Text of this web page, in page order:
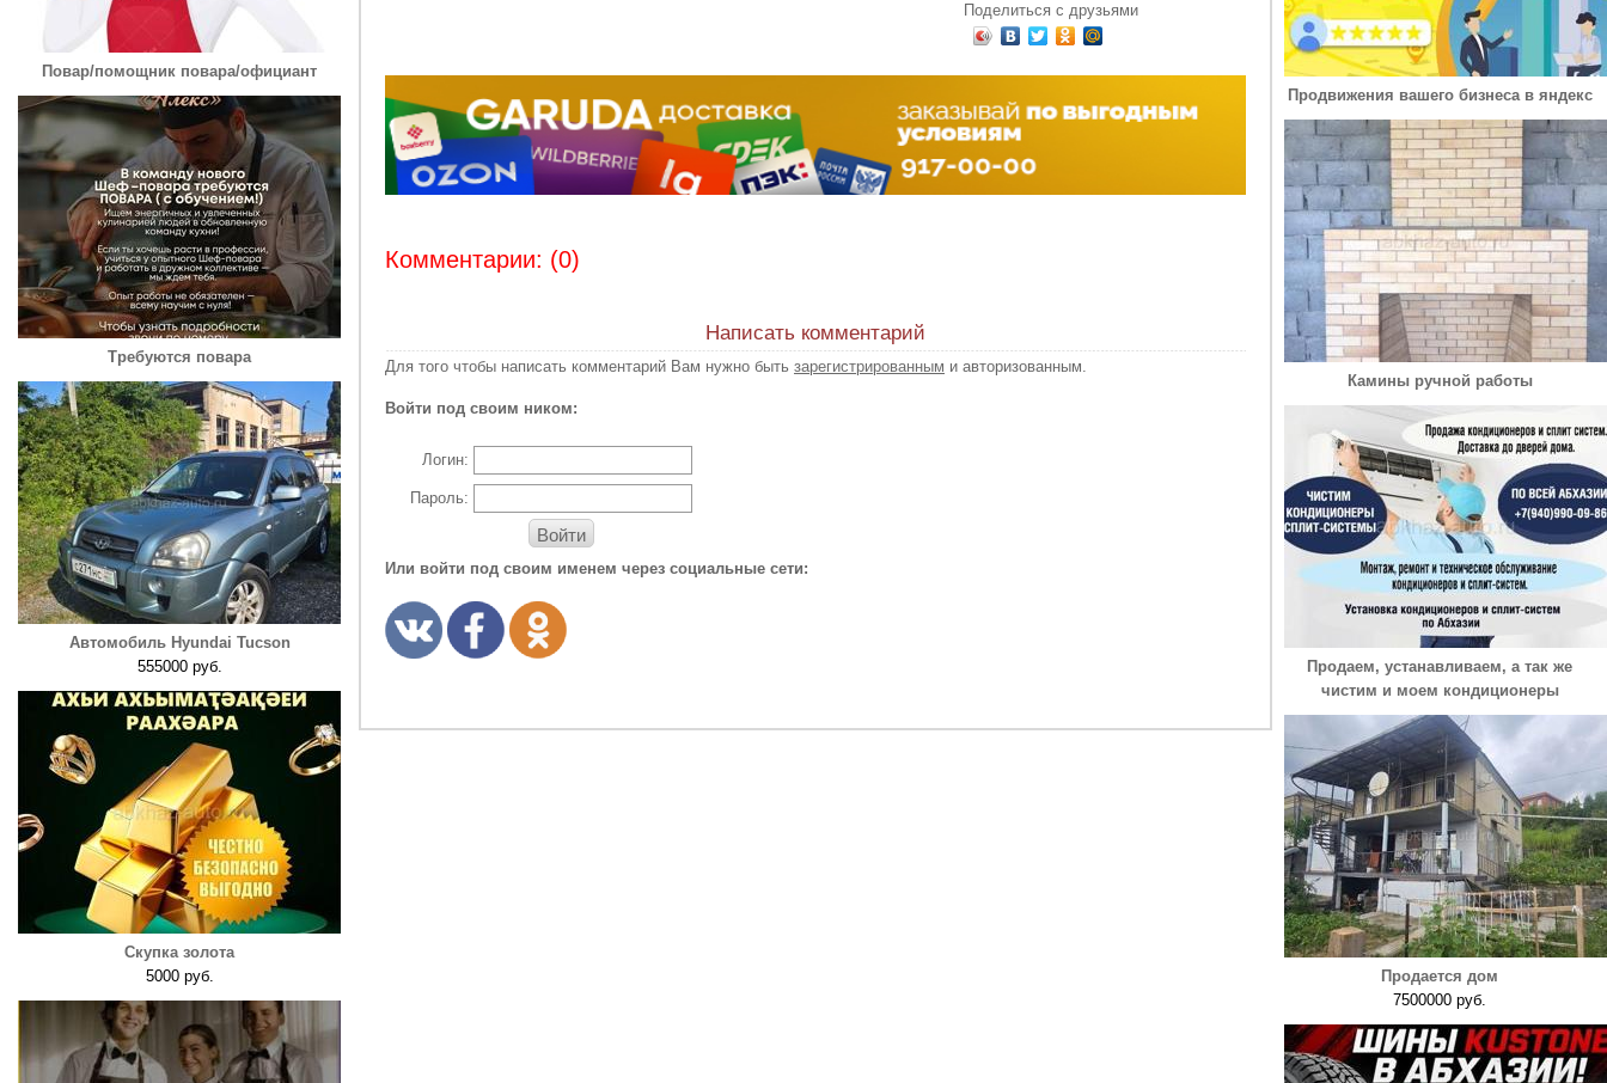
Повар/помощник повара/официант
Требуются повара
Автомобиль Hyundai Tucson
555000 руб.
Скупка золота
5000 руб.
Поделиться с друзьями
Комментарии: (0)
Написать комментарий
Для того чтобы написать комментарий Вам нужно быть зарегистрированным и авторизованным.
Войти под своим ником:
Логин:
Пароль:
Войти
Или войти под своим именем через социальные сети:
Продвижения вашего бизнеса в яндекс
Камины ручной работы
Продаем, устанавливаем, а так же
чистим и моем кондиционеры
Продается дом
7500000 руб.